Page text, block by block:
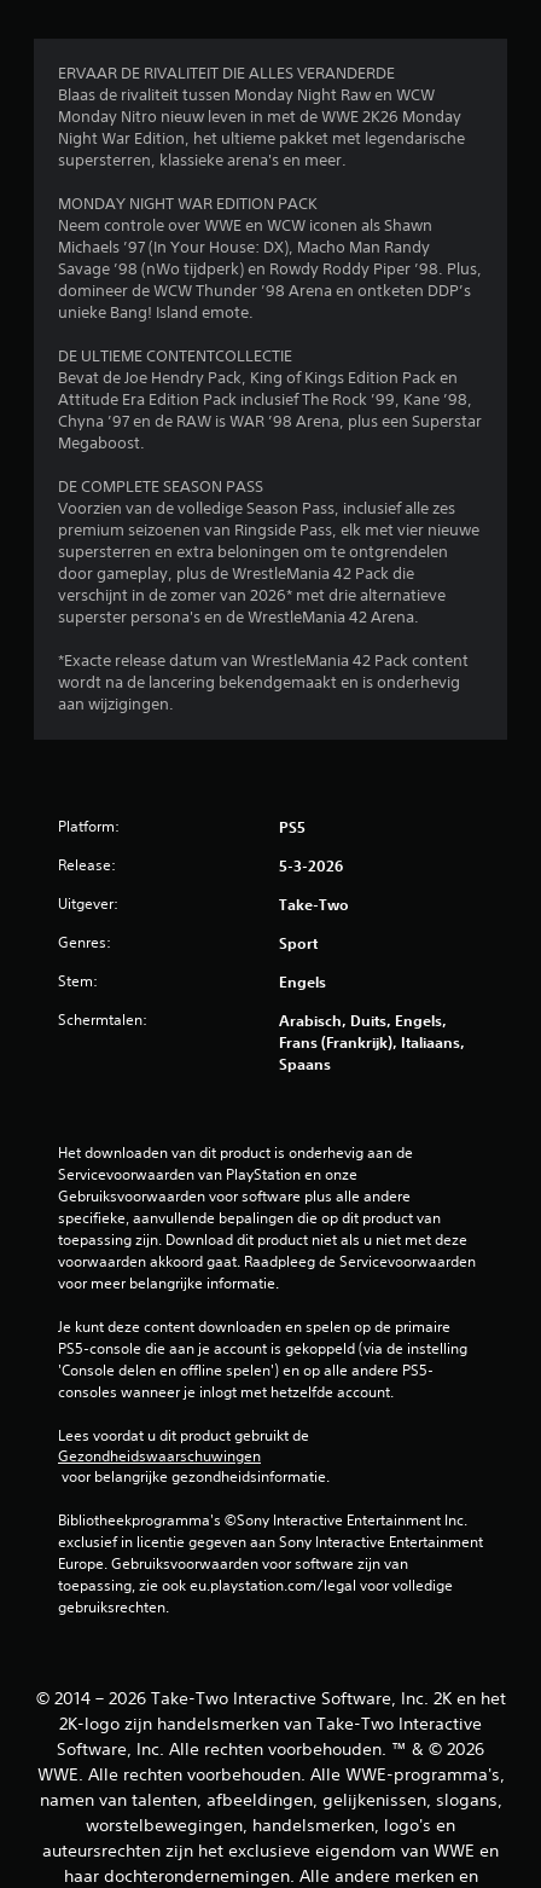
r
i
g
3
7
2
/
5
s
t
u
i
8
9
b
d
e
i
n
g
e
n
ERVAAR DE RIVALITEIT DIE ALLES VERANDERDE
Blaas de rivaliteit tussen Monday Night Raw en WCW
Monday Nitro nieuw leven in met de WWE 2K26 Monday
Night War Edition, het ultieme pakket met legendarische
supersterren, klassieke arena's en meer.
MONDAY NIGHT WAR EDITION PACK
Neem controle over WWE en WCW iconen als Shawn
Michaels ’97 (In Your House: DX), Macho Man Randy
Savage ’98 (nWo tijdperk) en Rowdy Roddy Piper ’98. Plus,
domineer de WCW Thunder ’98 Arena en ontketen DDP’s
unieke Bang! Island emote.
DE ULTIEME CONTENTCOLLECTIE
Bevat de Joe Hendry Pack, King of Kings Edition Pack en
Attitude Era Edition Pack inclusief The Rock ’99, Kane ’98,
Chyna ’97 en de RAW is WAR ’98 Arena, plus een Superstar
Megaboost.
DE COMPLETE SEASON PASS
Voorzien van de volledige Season Pass, inclusief alle zes
premium seizoenen van Ringside Pass, elk met vier nieuwe
supersterren en extra beloningen om te ontgrendelen
door gameplay, plus de WrestleMania 42 Pack die
verschijnt in de zomer van 2026* met drie alternatieve
superster persona's en de WrestleMania 42 Arena.
*Exacte release datum van WrestleMania 42 Pack content
wordt na de lancering bekendgemaakt en is onderhevig
aan wijzigingen.
Platform: PS5
Release: 5-3-2026
Uitgever: Take-Two
Genres: Sport
Stem: Engels
Schermtalen:
Arabisch, Duits, Engels,
Frans (Frankrijk), Italiaans,
Spaans
Het downloaden van dit product is onderhevig aan de
Servicevoorwaarden van PlayStation en onze
Gebruiksvoorwaarden voor software plus alle andere
specifieke, aanvullende bepalingen die op dit product van
toepassing zijn. Download dit product niet als u niet met deze
voorwaarden akkoord gaat. Raadpleeg de Servicevoorwaarden
voor meer belangrijke informatie.
Je kunt deze content downloaden en spelen op de primaire
PS5-console die aan je account is gekoppeld (via de instelling
'Console delen en offline spelen') en op alle andere PS5-
consoles wanneer je inlogt met hetzelfde account.
Lees voordat u dit product gebruikt de
Gezondheidswaarschuwingen
voor belangrijke gezondheidsinformatie.
Bibliotheekprogramma's ©Sony Interactive Entertainment Inc.
exclusief in licentie gegeven aan Sony Interactive Entertainment
Europe. Gebruiksvoorwaarden voor software zijn van
toepassing, zie ook eu.playstation.com/legal voor volledige
gebruiksrechten.
© 2014 – 2026 Take-Two Interactive Software, Inc. 2K en het
2K-logo zijn handelsmerken van Take-Two Interactive
Software, Inc. Alle rechten voorbehouden. ™ & © 2026
WWE. Alle rechten voorbehouden. Alle WWE-programma's,
namen van talenten, afbeeldingen, gelijkenissen, slogans,
worstelbewegingen, handelsmerken, logo's en
auteursrechten zijn het exclusieve eigendom van WWE en
haar dochterondernemingen. Alle andere merken en